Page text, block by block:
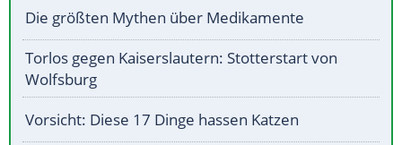
Die größten Mythen über Medikamente
Torlos gegen Kaiserslautern: Stotterstart von
Wolfsburg
Vorsicht: Diese 17 Dinge hassen Katzen